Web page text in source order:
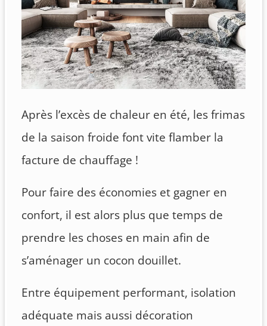
Après l’excès de chaleur en été, les frimas
de la saison froide font vite flamber la
facture de chauffage !
Pour faire des économies et gagner en
confort, il est alors plus que temps de
prendre les choses en main afin de
s’aménager un cocon douillet.
Entre équipement performant, isolation
adéquate mais aussi décoration